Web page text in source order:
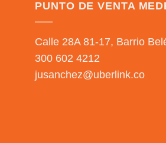
PUNTO DE VENTA
Calle 28A 81-17, Barrio
300 602 4212
jusanchez@uberlink.co